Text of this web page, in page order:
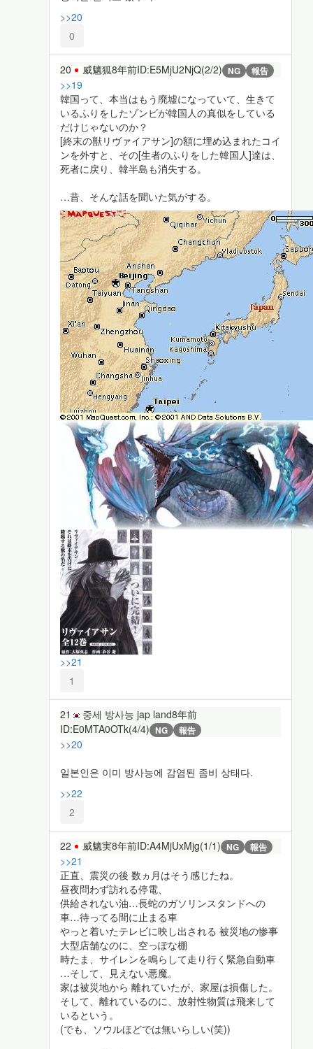
>>20
0
20 威魑狐8年前ID:E5MjU2NjQ(2/2) NG 報告
>>19
韓国って、本当はもう廃墟になっていて、生きて
いるふりをしたゾンビが韓国人の真似をしている
だけじゃないのか？
[終末の獣リヴァイアサン]の額に埋め込まれたコイ
ンを外すと、その[生者のふりをした韓国人]達は、
死者に戻り、韓半島も消失する。
…昔、そんな話を聞いた気がする。
>>21
1
21 중세 방사능 jap land8年前
ID:E0MTA0OTk(4/4) NG 報告
>>20
일본인은 이미 방사능에 감염된 좀비 상태다.
>>22
2
22 威魑実8年前ID:A4MjUxMjg(1/1) NG 報告
>>21
正直、震災の後 数ヵ月はそう感じたね。
昼夜問わず訪れる停電、
供給されない油…長蛇のガソリンスタンドへの
車…待ってる間に止まる車
やっと着いたテレビに映し出される 被災地の惨事
大型店舗なのに、空っぽな棚
時たま、サイレンを鳴らして走り行く緊急自動車
…そして、見えない悪魔。
家は被災地から 離れていたが、家屋は損傷した。
そして、離れているのに、放射性物質は飛来して
いるという。
(でも、ソウルほどでは無いらしい(笑))